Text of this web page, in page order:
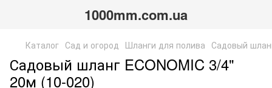
1000mm.com.ua
Каталог Сад и огород Шланги для полива Садовый
Садовый шланг ECONOMIC 3/4"
20м (10-020)